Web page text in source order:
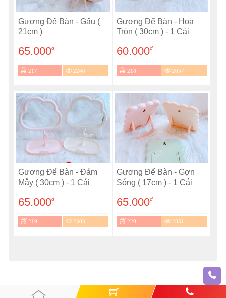
Gương Để Bàn - Gấu (
21cm )
65.000đ
217 2246
Gương Để Bàn - Hoa
Tròn ( 30cm ) - 1 Cái
60.000đ
218 2657
Gương Để Bàn - Đám
Mây ( 30cm ) - 1 Cái
65.000đ
219 2303
Gương Để Bàn - Gợn
Sóng ( 17cm ) - 1 Cái
65.000đ
220 2351